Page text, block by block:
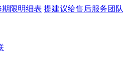
限明细表 提建议给售后服务团队